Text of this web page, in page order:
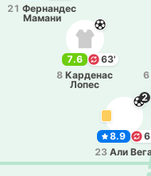
21 Фе­рна­ндес
Мамани
7.6
63'
8 Ка­рде­нас
Лопес
6
8.9
2
23 Али